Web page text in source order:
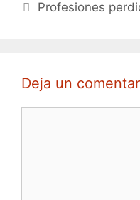
Profesiones
Deja un